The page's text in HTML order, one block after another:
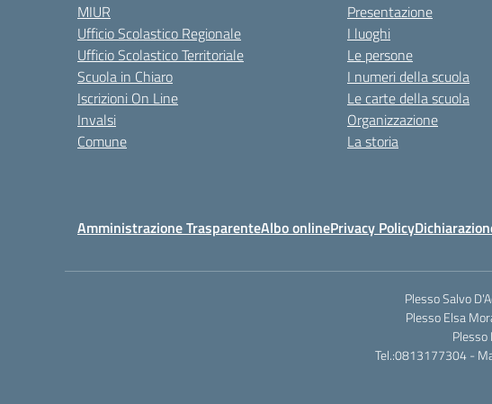
MIUR
Ufficio Scolastico Regionale
Ufficio Scolastico Territoriale
Scuola in Chiaro
Iscrizioni On Line
Invalsi
Comune
Presentazione
I luoghi
Le persone
I numeri della scuola
Le carte della scuola
Organizzazione
La storia
Amministrazione TrasparenteAlbo onlinePrivacy Policy
Plesso Salvo
Plesso Elsa
Plesso
Tel.:0813177304 -